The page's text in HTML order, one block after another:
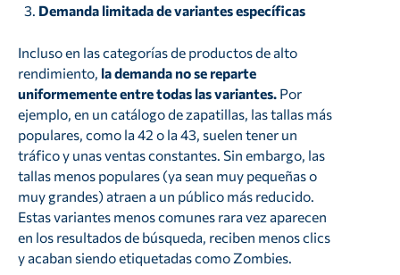
Demanda limitada de variantes específicas
Incluso en las categorías de productos de alto
rendimiento, la demanda no se reparte
uniformemente entre todas las variantes. Por
ejemplo, en un catálogo de zapatillas, las tallas más
populares, como la 42 o la 43, suelen tener un
tráfico y unas ventas constantes. Sin embargo, las
tallas menos populares (ya sean muy pequeñas o
muy grandes) atraen a un público más reducido.
Estas variantes menos comunes rara vez aparecen
en los resultados de búsqueda, reciben menos clics
y acaban siendo etiquetadas como Zombies.